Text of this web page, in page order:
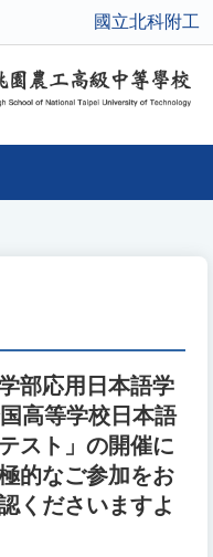
國立北科附工
部応用日本語学
高等学校日本語
スト」の開催に
的なご参加をお
くださいますよ